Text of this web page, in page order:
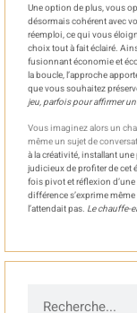
Une option de plus, vous
désormais cohérent avec
réemploi, ce qui vous
choix tout à fait éclairé.
fusionnant économie et
la boucle, l’approche
que vous souhaitez
jeu, parfois pour affirmer
Vous imaginez alors un
même un sujet de
à la créativité, installant
judicieux de profiter de cet
fois pivot et réflexion d’une
différence s’exprime
l’attendait pas. Le chauffe-